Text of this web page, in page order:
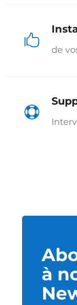

de

à